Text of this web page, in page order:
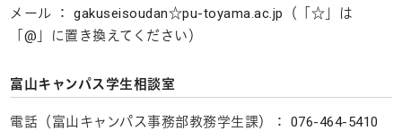
メール ： gakuseisoudan☆pu-toyama.ac.jp（「☆」は
「@」に置き換えてください）
富山キャンパス学生相談室
電話（富山キャンパス事務部教務学生課）： 076-464-5410